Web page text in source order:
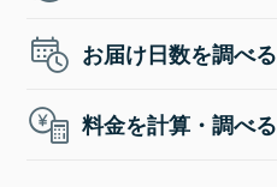
お届け日数を調べる
料金を計算・調べる